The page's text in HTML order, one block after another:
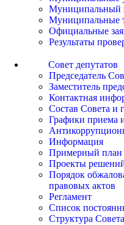
Муниципальный
Муниципальные
Официальные
Результаты
Совет депутатов
Председатель
Заместитель
Контактная
Состав Совета и
Графики приема
Информация
Примерный план
Проекты
Порядок
правовых актов
Регламент
Список
Структура